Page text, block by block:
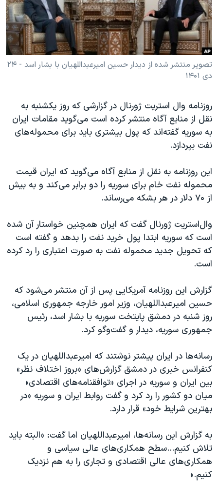
فرهنگ و زندگی
حقوق شهروندی
اقتصادی
علم و فناوری
اسرائیل در جنگ
آرشیو پخش زنده
مستندها
انتخابات ریاست جمهوری آمریکا ۲۰۲۴
حمله جمهوری اسلامی به اسرائیل
رمز مهسا
ورزش زنان در ایران
مجموعه مستندهای دادخواهی
تریبونال مردمی آبان ۹۸
دادگاه حمید نوری
چهل سال گروگان‌گیری
قانون شفافیت دارائی کادر رهبری ایران
اعتراضات مردمی آبان ۹۸
اسرائیل در جنگ
نرگس محمدی برنده جایزه نوبل صلح
همایش محافظه‌کاران آمریکا «سی‌پک»
سفر پرزیدنت ترامپ به چین
دنبال کنید
زبانهای مختلف
تصویر منتشر شده از دیدار حسین امیرعبداللهیان با بشار اسد - ۲۴
دی ۱۴۰۱
روزنامه وال استریت ژورنال در گزارشی که روز یکشنبه به
نقل از منابع آگاه منتشر کرده است می‌گوید مقامات ایران
به سوریه گفته‌اند که پول بیشتری باید برای محموله‌های
نفت بپردازد.
این روزنامه به نقل از منابع آگاه می‌گوید که ایران قیمت
محموله نفت خام برای سوریه را دو برابر می‌کند و به بیش
از ۷۰ دلار در هر بشکه می‌رساند.
وال‌استریت ژورنال گفت که ایران همچنین خواستار آن شده
است که سوریه ابتدا پول خرید نفت را بدهد و گفته است
که تحویل جدید محموله نفت به صورت اعتباری را رد کرده
است.
گزارش این روزنامه آمریکایی پس از آن منتشر می‌شود که
حسین امیرعبداللهیان، وزیر امور خارجه جمهوری اسلامی،
روز شنبه در دمشق پایتخت سوریه با بشار اسد، رئیس
جمهوری سوریه، دیدار و گفت‌و‌گو کرد.
رسانه‌ها در ایران پیشتر نوشتند که امیرعبداللهیان در یک
کنفرانس خبری در دمشق گزارش‌های «بروز اختلاف نظر»
بین ایران و سوریه در اجرای «توافقنامه‌های اقتصادی»
میان دو کشور را رد کرد و گفت روابط ایران و سوریه «در
بهترین شرایط خود» قرار دارد.
به گزارش این رسانه‌ها، امیرعبداللهیان اما گفت: «البته باید
تلاش کنیم...سطح همکاری‌های عالی سیاسی و
همکاری‌های عالی اقتصادی و تجاری را به هم نزدیک
کنیم.»